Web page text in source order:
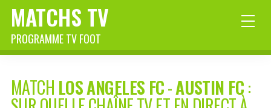
MATCHS TV
PROGRAMME TV FOOT
MATCH LOS ANGELES FC-AUSTIN FC: